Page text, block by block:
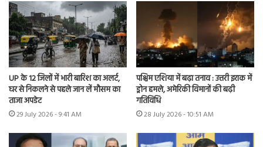
UP के 12 जिलों में भारी बारिश का अलर्ट,
घर से निकलने से पहले जान लें मौसम का
ताजा अपडेट
29 July 2026 - 9:41 AM
पश्चिम एशिया में बढ़ा तनाव : उत्तरी इराक में
ड्रोन हमले, अमेरिकी विमानों की बढ़ी
गतिविधि
28 July 2026 - 10:51 AM